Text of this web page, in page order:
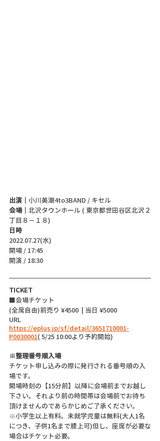
出演｜ 小川美潮4to3BAND / キセル
会場｜ 北沢タウンホール ( 東京都世田谷区北沢２
丁目８−１８)
日時
2022.07.27(水)
開場 / 17:45
開演 / 18:30
TICKET
■会場チケット
(全席自由)前売り ¥4500  | 当日 ¥5000
URL
https://eplus.jp/sf/detail/3651710001-
P0030001( 5/25 10:00より予約開始)
※整理番号順入場
チケット申し込みの際に発行される番号順の入
場です。
開場時刻の【15分前】以降に会場前までお越し
下さい。それより前の時間帯は会場前でお待ち
頂けませんのであらかじめご了承ください。
※小学生以上有料。未就学児童は無料(大人1名
につき、子供1名まで膝上可)但し、座席が必要な
場合はチケット必要。